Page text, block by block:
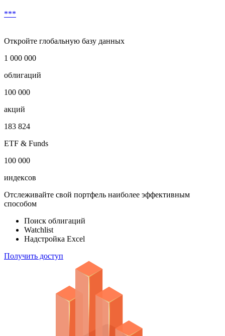
***
Откройте глобальную базу данных
1 000 000
облигаций
100 000
акций
183 824
ETF & Funds
100 000
индексов
Отслеживайте свой портфель наиболее эффективным
способом
Поиск облигаций
Watchlist
Надстройка Excel
Получить доступ